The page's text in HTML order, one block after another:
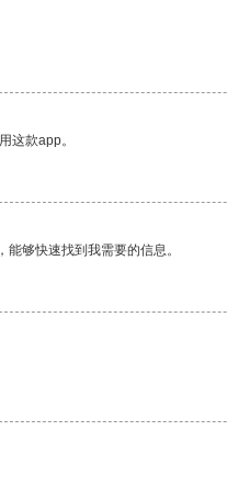
这款app。
够快速找到我需要的信息。